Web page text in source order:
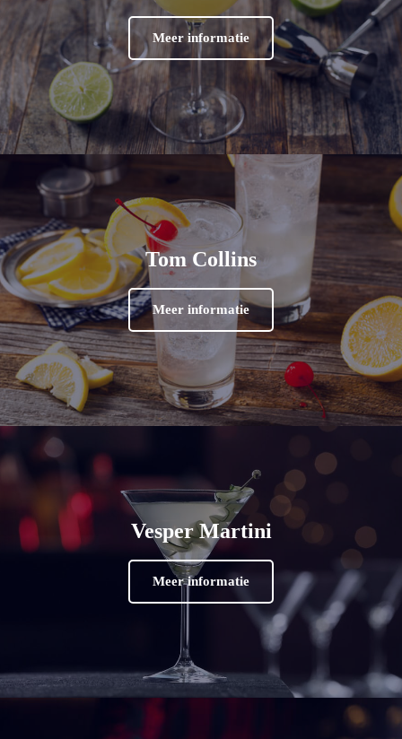
Meer informatie
Tom Collins
Meer informatie
Vesper Martini
Meer informatie